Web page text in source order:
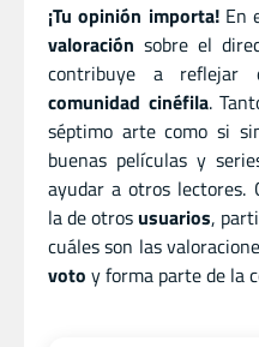
¡Tu opinión importa!En
valoración sobre el
contribuye a reflejar
comunidad cinéfila.
séptimo arte como si
buenas películas y
ayudar a otros lectores.
la de otros usuarios,
cuáles son las
voto y forma parte de la